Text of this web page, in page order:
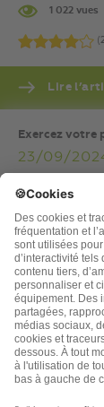
1 022 vues
(
Lire
Exercez votre
23/09/